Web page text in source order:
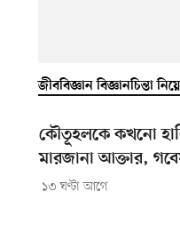
জীববিজ্ঞান বিজ্ঞানচিন্তা
কৌতূহলকে কখনো
মারজানা আক্তার,
১৩ ঘণ্টা আগে